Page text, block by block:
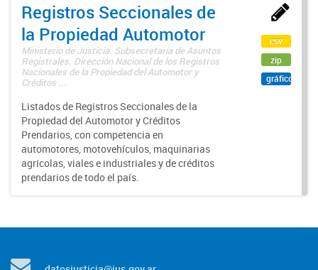
Registros Seccionales de
la Propiedad Automotor
Ministerio de Justicia. Subsecretaría de Asuntos
Registrales. Dirección Nacional de los Registros
Nacionales de la Propiedad del Automotor y
Créditos ...
Listados de Registros Seccionales de la
Propiedad del Automotor y Créditos
Prendarios, con competencia en
automotores, motovehículos, maquinarias
agrícolas, viales e industriales y de créditos
prendarios de todo el país.
csv
zip
gráfico